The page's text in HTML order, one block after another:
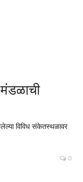
मंडळाची
विविध संकेतस्थळावर
0